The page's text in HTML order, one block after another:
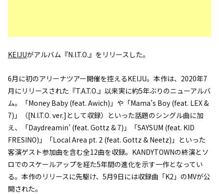
KEIJUがアルバム『N.I.T.O.』をリリースした。
6月に初のアリーナツアー開催を控えるKEIJU。本作は、2020年7
月にリリースされた『T.A.T.O.』以来実に約5年ぶりのニューアルバ
ム。「Money Baby (feat. Awich)」や「Mama’s Boy (feat. LEX &
7)」（[N.I.T.O. ver.]として収録）といった話題のシングル曲に加
え、「Daydreamin’ (feat. Gottz & 7)」「SAYSUM (feat. KID
FRESINO)」「Local Area pt. 2 (feat. Gottz & Neetz)」といった
客演ゲスト参加曲を含む全12曲を収録。KANDYTOWNの終演とソ
ロでのスケールアップを経た5年間の進化を示す一作となってい
る。本作のリリースに先駆け、5月9日には収録曲「K2」のMVが公
開された。